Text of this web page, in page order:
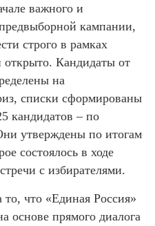
важного и
кампании,
строго в рамках
открыто. Кандидаты от
на
списки сформированы
кандидатов – по
утверждены по итогам
состоялось в ходе
с избирателями.
что «Единая Россия»
основе прямого диалога